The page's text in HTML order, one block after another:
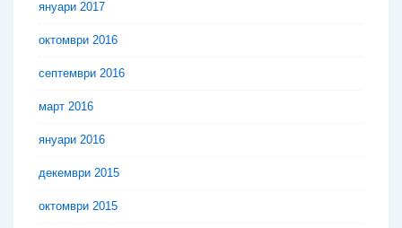
януари 2017
октомври 2016
септември 2016
март 2016
януари 2016
декември 2015
октомври 2015